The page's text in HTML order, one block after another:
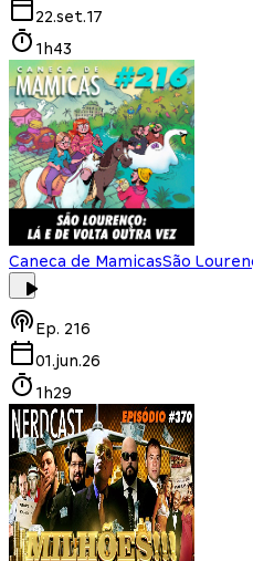
22.set.17
1h43
Caneca de MamicasSão
Ep. 216
01.jun.26
1h29